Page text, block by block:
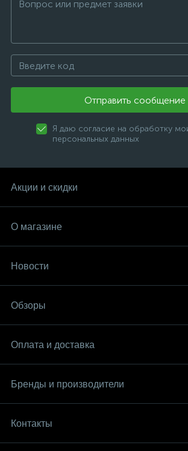
Отправить сообщение
Я даю согласие на обработку
персональных данных
Акции и скидки
О магазине
Новости
Обзоры
Оплата и доставка
Бренды и производители
Контакты